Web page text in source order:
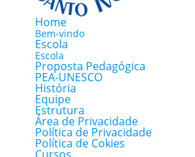
Home
Bem-vindo
Escola
Escola
Proposta Pedagógica
PEA-UNESCO
História
Equipe
Estrutura
Área de Privacidade
Política de Privacidade
Política de Cokies